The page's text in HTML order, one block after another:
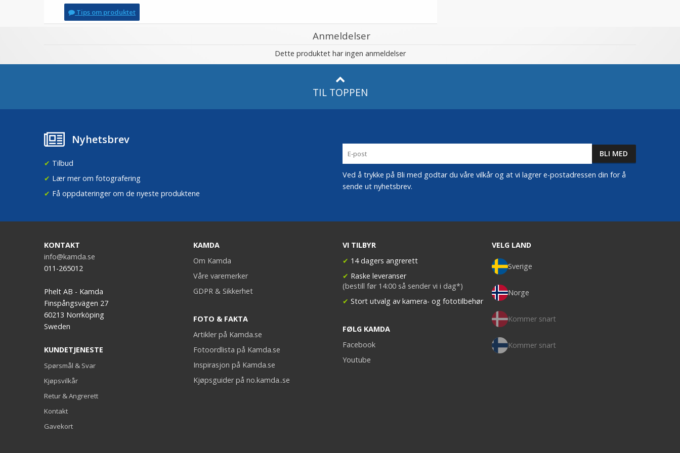
Tips om produktet
Anmeldelser
Dette produktet har ingen anmeldelser
TIL TOPPEN
Nyhetsbrev
✔ Tilbud
✔ Lær mer om fotografering
✔ Få oppdateringer om de nyeste produktene
Ved å trykke på Bli med godtar du våre vilkår og at vi lagrer e-postadressen din for å
sende ut nyhetsbrev.
KONTAKT
info@kamda.se
011-265012
Phelt AB - Kamda
Finspångsvägen 27
60213 Norrköping
Sweden
KUNDETJENESTE
Spørsmål & Svar
Kjøpsvilkår
Retur & Angrerett
Kontakt
Gavekort
KAMDA
Om Kamda
Våre varemerker
GDPR & Sikkerhet
FOTO & FAKTA
Artikler på Kamda.se
Fotoordlista på Kamda.se
Inspirasjon på Kamda.se
Kjøpsguider på no.kamda..se
VI TILBYR
✔ 14 dagers angrerett
✔ Raske leveranser
(bestill før 14:00 så sender vi i dag*)
✔ Stort utvalg av kamera- og fototilbehør
FØLG KAMDA
Facebook
Youtube
VELG LAND
Sverige
Norge
Kommer snart
Kommer snart